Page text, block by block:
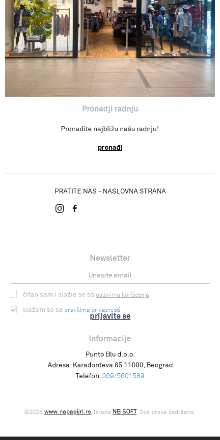
Pronađi radnju
Pronadji radnju
Pronađite najbližu našu radnju!
pronađi
PRATITE NAS - NASLOVNA STRANA
Newsletter
prijavite se
čitao sam i složio se sa uslovima korišćenja
slažem se sa pravilima privatnosti
Informacije
Punto Blu d.o.o.
Adresa: Karađorđeva 65 11000, Beograd
Telefon: 069/5601589
©2026 www.napapijri.rs , Izrada NB SOFT . Sva prava zadržana.